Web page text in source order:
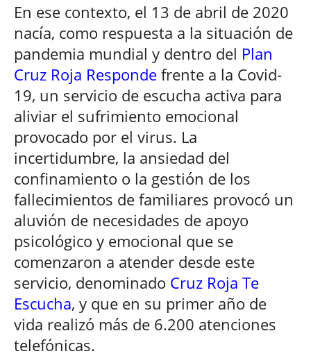
En ese contexto, el 13 de abril de 2020
nacía, como respuesta a la situación de
pandemia mundial y dentro del Plan
Cruz Roja Responde frente a la Covid-
19, un servicio de escucha activa para
aliviar el sufrimiento emocional
provocado por el virus. La
incertidumbre, la ansiedad del
confinamiento o la gestión de los
fallecimientos de familiares provocó un
aluvión de necesidades de apoyo
psicológico y emocional que se
comenzaron a atender desde este
servicio, denominado Cruz Roja Te
Escucha, y que en su primer año de
vida realizó más de 6.200 atenciones
telefónicas.